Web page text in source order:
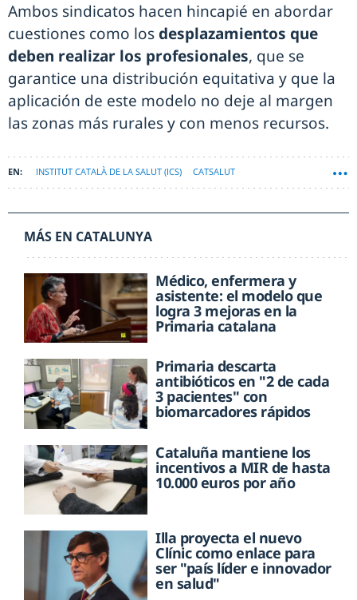
Ambos sindicatos hacen hincapié en abordar
cuestiones como los desplazamientos que
deben realizar los profesionales, que se
garantice una distribución equitativa y que la
aplicación de este modelo no deje al margen
las zonas más rurales y con menos recursos.
INSTITUT CATALÀ DE LA SALUT (ICS) CATSALUT
MÁS EN CATALUNYA
Médico, enfermera y
asistente: el modelo que
logra 3 mejoras en la
Primaria catalana
Primaria descarta
antibióticos en "2 de cada
3 pacientes" con
biomarcadores rápidos
Cataluña mantiene los
incentivos a MIR de hasta
10.000 euros por año
Illa proyecta el nuevo
Clínic como enlace para
ser "país líder e innovador
en salud"